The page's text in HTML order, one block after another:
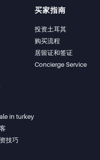
买家指南
投资土耳其
购买流程
居留证和签证
Concierge Service
in turkey
技巧